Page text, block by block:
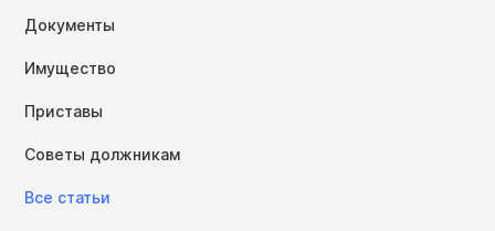
Документы
Имущество
Приставы
Советы должникам
Все статьи